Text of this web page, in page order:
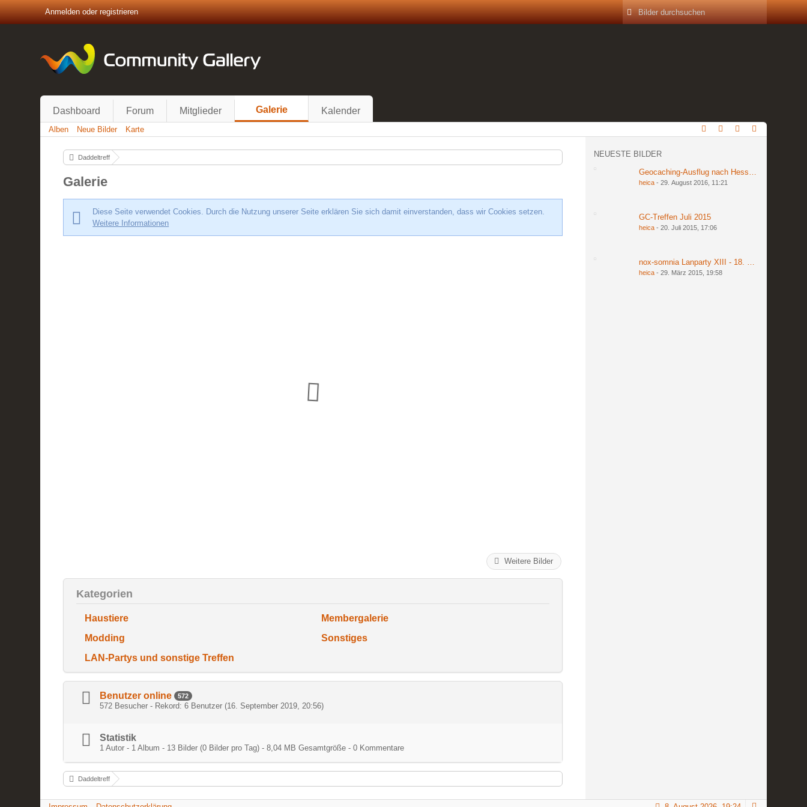
Anmelden oder registrieren
Dashboard Forum Mitglieder Galerie Kalender
Alben Neue Bilder Karte
Daddeltreff
Galerie
Diese Seite verwendet Cookies. Durch die Nutzung unserer Seite erklären Sie sich damit einverstanden, dass wir Cookies setzen.
Weitere Informationen
Weitere Bilder
Kategorien
Haustiere
Membergalerie
Modding
Sonstiges
LAN-Partys und sonstige Treffen
Benutzer online 572
572 Besucher - Rekord: 6 Benutzer (16. September 2019, 20:56)
Statistik
1 Autor - 1 Album - 13 Bilder (0 Bilder pro Tag) - 8,04 MB Gesamtgröße - 0 Kommentare
Daddeltreff
NEUESTE BILDER
Geocaching-Ausflug nach Hessen am 27. und
heica -29. August 2016, 11:21
GC-Treffen Juli 2015
heica -20. Juli 2015, 17:06
nox-somnia Lanparty XIII - 18. bis 20. März
heica -29. März 2015, 19:58